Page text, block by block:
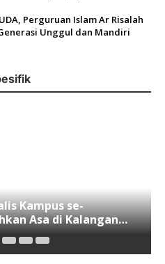
Perguruan Islam Ar Risalah
Unggul dan Mandiri
Kampus se-
Asa di Kalangan
Digital